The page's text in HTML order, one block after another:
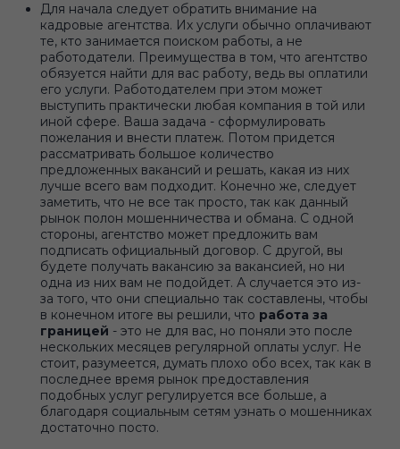
Для начала следует обратить внимание на
кадровые агентства. Их услуги обычно оплачивают
те, кто занимается поиском работы, а не
работодатели. Преимущества в том, что агентство
обязуется найти для вас работу, ведь вы оплатили
его услуги. Работодателем при этом может
выступить практически любая компания в той или
иной сфере. Ваша задача - сформулировать
пожелания и внести платеж. Потом придется
рассматривать большое количество
предложенных вакансий и решать, какая из них
лучше всего вам подходит. Конечно же, следует
заметить, что не все так просто, так как данный
рынок полон мошенничества и обмана. С одной
стороны, агентство может предложить вам
подписать официальный договор. С другой, вы
будете получать вакансию за вакансией, но ни
одна из них вам не подойдет. А случается это из-
за того, что они специально так составлены, чтобы
в конечном итоге вы решили, что работа за
границей - это не для вас, но поняли это после
нескольких месяцев регулярной оплаты услуг. Не
стоит, разумеется, думать плохо обо всех, так как в
последнее время рынок предоставления
подобных услуг регулируется все больше, а
благодаря социальным сетям узнать о мошенниках
достаточно посто.